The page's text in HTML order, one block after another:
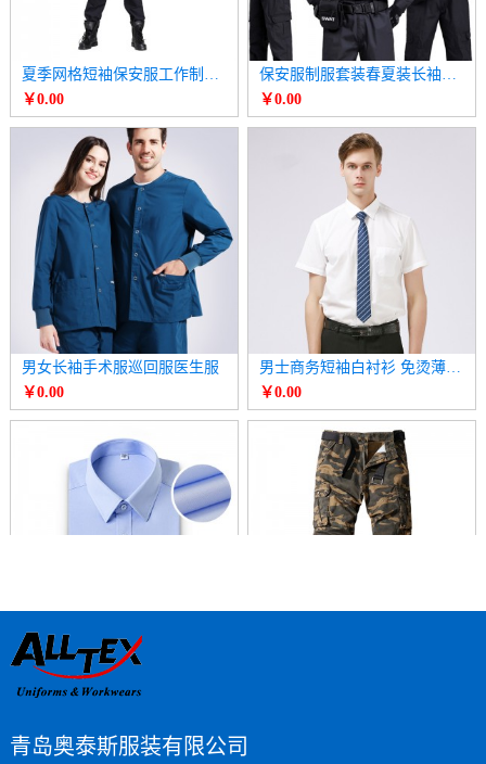
￥0.00
￥0.00
男女长袖手术服巡回服医生服
￥0.00
男士商务短袖白衬衫 免烫薄款衬衣
￥0.00
男长袖商务衬衫 正装白色衬衣
￥0.00
青岛奥泰斯服装有限公司